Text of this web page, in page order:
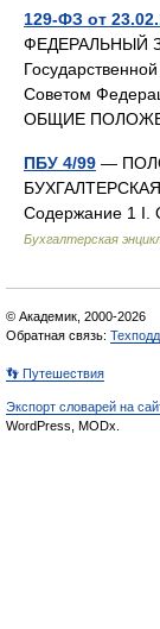
129-ФЗ от
ФЕДЕРАЛЬНЫЙ
Советом
ОБЩИЕ
ПБУ 4/99 —
Содержание 1 I.
Бухгалтерская
© Академик, 2000-2026
Обратная связь:
👣 Путешествия
Экспорт словарей на
WordPress, MODx.